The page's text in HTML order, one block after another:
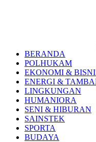
BERANDA
POLHUKAM
EKONOMI &
ENERGI &
LINGKUNGAN
HUMANIORA
SENI & HIBURAN
SAINSTEK
SPORTA
BUDAYA